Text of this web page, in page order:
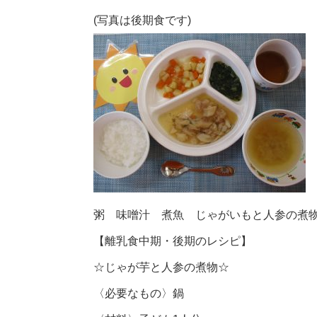
(写真は後期食です)
粥 味噌汁 煮魚 じゃがいもと人参の煮
【離乳食中期・後期のレシピ】
☆じゃが芋と人参の煮物☆
〈必要なもの〉鍋